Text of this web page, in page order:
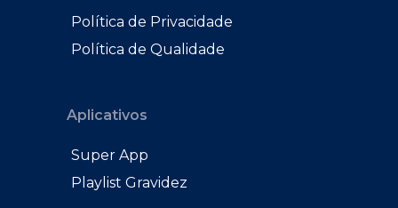
Política de Privacidade
Política de Qualidade
Aplicativos
Super App
Playlist Gravidez